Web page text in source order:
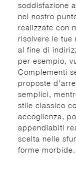
soddisfazione
nel nostro
realizzate con
risolvere le tue
al fine di
per esempio,
Complementi
proposte
semplici,
stile classico
accoglienza,
appendiabiti
scelta nelle
forme morbide.